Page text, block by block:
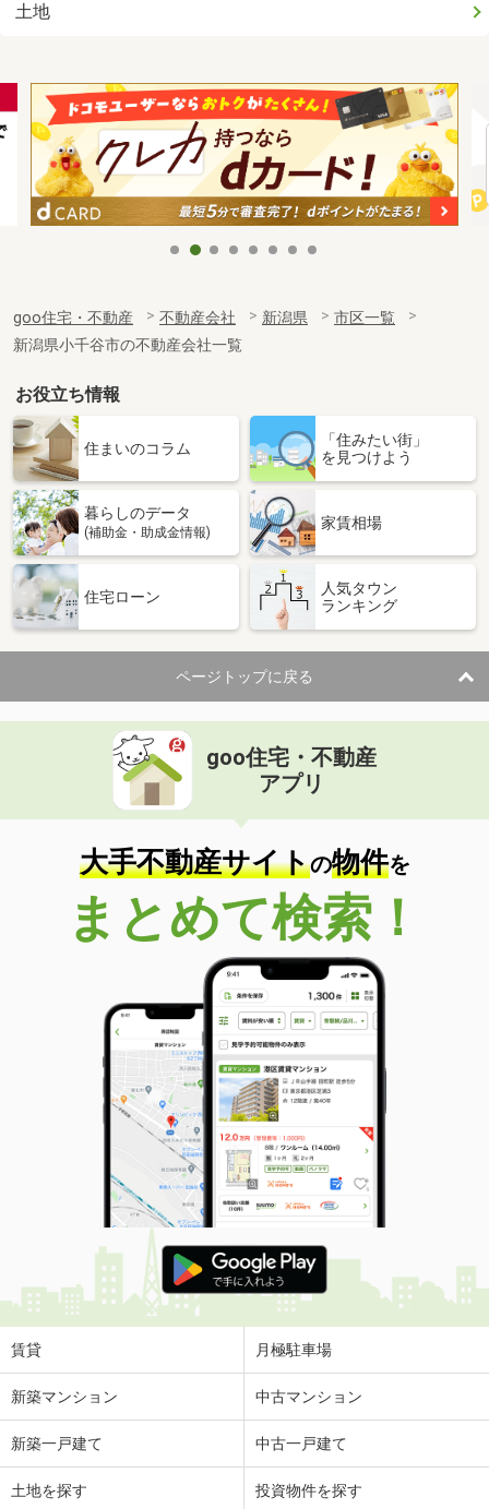
土地
goo住宅・不動産 不動産会社 新潟県
市区一覧
新潟県小千谷市の不動産会社一覧
お役立ち情報
住まいのコラム
「住みたい街」
を見つけよう
暮らしのデータ
(補助金・助成金情報)
家賃相場
住宅ローン
人気タウン
ランキング
ページトップに戻る
goo住宅・不動産
アプリ
大手不動産サイトの物件を
まとめて検索！
賃貸 月極駐車場
新築マンション 中古マンション
新築一戸建て 中古一戸建て
土地を探す 投資物件を探す